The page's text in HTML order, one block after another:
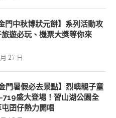
門中秋博狀元餅】系列活動攻
遊必玩、機票大獎等你來
27 日
門暑假必去景點】烈嶼親子童
盛大登場！習山湖公園全
囝仔熱力開唱